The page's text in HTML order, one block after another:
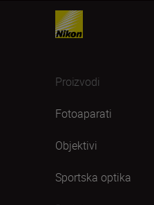
Proizvodi
Fotoaparati
Objektivi
Sportska optika